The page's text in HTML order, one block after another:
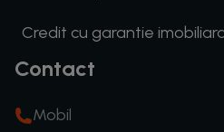
Credit cu garantie
Contact
Mobil